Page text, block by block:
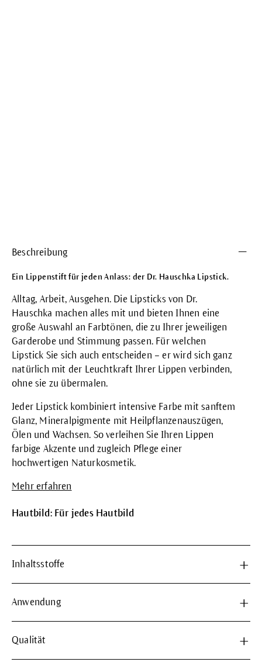
Beschreibung
Ein Lippenstift für jeden Anlass: der Dr. Hauschka Lipstick.
Alltag, Arbeit, Ausgehen. Die Lipsticks von Dr.
Hauschka machen alles mit und bieten Ihnen eine
große Auswahl an Farbtönen, die zu Ihrer jeweiligen
Garderobe und Stimmung passen. Für welchen
Lipstick Sie sich auch entscheiden – er wird sich ganz
natürlich mit der Leuchtkraft Ihrer Lippen verbinden,
ohne sie zu übermalen.
Jeder Lipstick kombiniert intensive Farbe mit sanftem
Glanz, Mineralpigmente mit Heilpflanzenauszügen,
Ölen und Wachsen. So verleihen Sie Ihren Lippen
farbige Akzente und zugleich Pflege einer
hochwertigen Naturkosmetik.
Mehr erfahren
Hautbild: Für jedes Hautbild
Inhaltsstoffe
Anwendung
Qualität